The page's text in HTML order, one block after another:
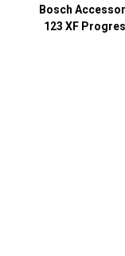
Bosch
123 XF